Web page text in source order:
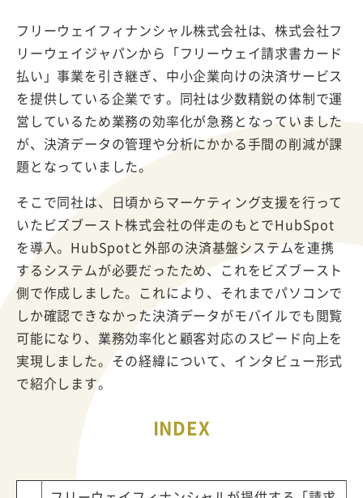
フリーウェイフィナンシャル株式会社は、株式会社フ
リーウェイジャパンから「フリーウェイ請求書カード
払い」事業を引き継ぎ、中小企業向けの決済サービス
を提供している企業です。同社は少数精鋭の体制で運
営しているため業務の効率化が急務となっていました
が、決済データの管理や分析にかかる手間の削減が課
題となっていました。
そこで同社は、日頃からマーケティング支援を行って
いたビズブースト株式会社の伴走のもとでHubSpot
を導入。HubSpotと外部の決済基盤システムを連携
するシステムが必要だったため、これをビズブースト
側で作成しました。これにより、それまでパソコンで
しか確認できなかった決済データがモバイルでも閲覧
可能になり、業務効率化と顧客対応のスピード向上を
実現しました。その経緯について、インタビュー形式
で紹介します。
INDEX